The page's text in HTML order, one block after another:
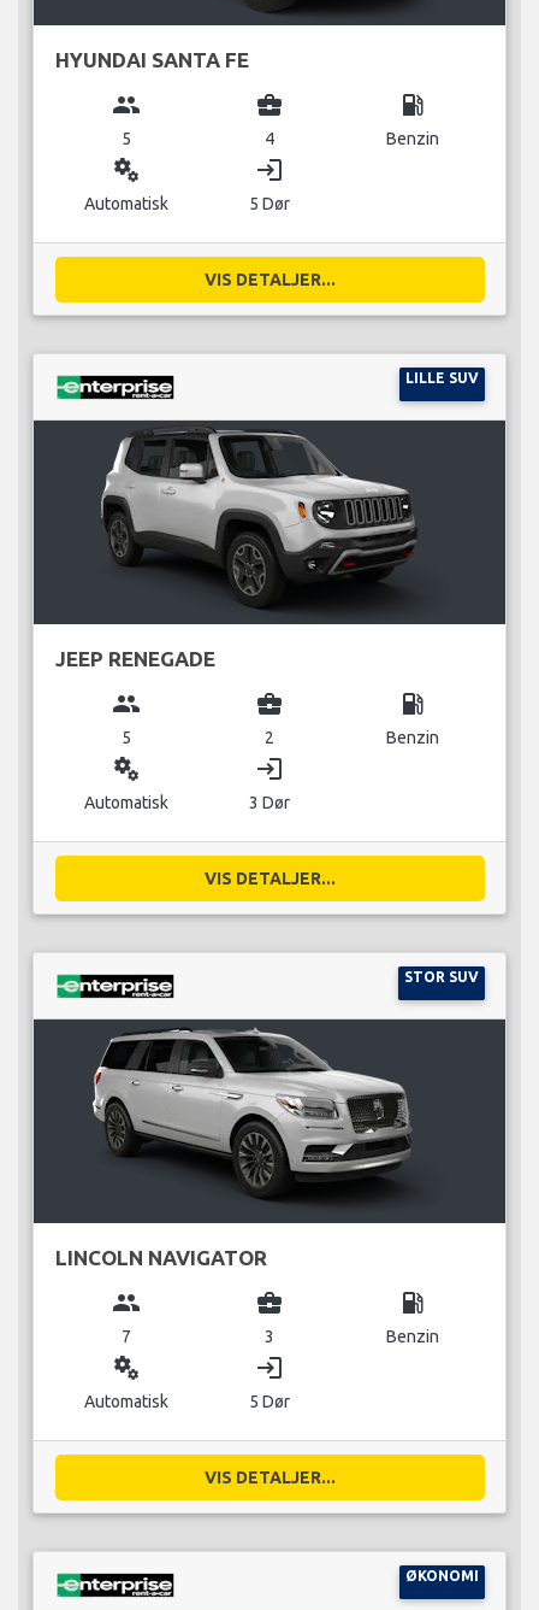
HYUNDAI SANTA FE
group
5
business_center
4
local_gas_station
Benzin
miscellaneous_services
Automatisk
login
5 Dør
VIS DETALJER...
LILLE SUV
JEEP RENEGADE
group
5
business_center
2
local_gas_station
Benzin
miscellaneous_services
Automatisk
login
3 Dør
VIS DETALJER...
STOR SUV
LINCOLN NAVIGATOR
group
7
business_center
3
local_gas_station
Benzin
miscellaneous_services
Automatisk
login
5 Dør
VIS DETALJER...
ØKONOMI